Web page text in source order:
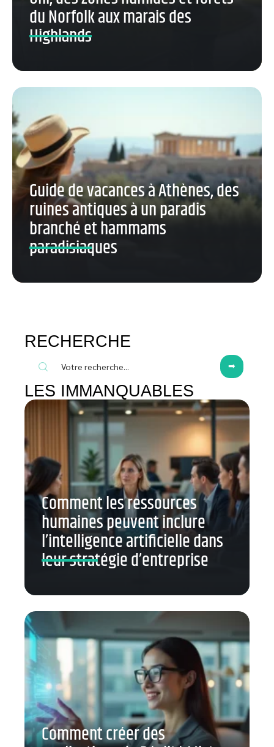
du Norfolk aux marais des
Highlands
Guide de vacances à Athènes, des
ruines antiques à un paradis
branché et hammams
paradisiaques
RECHERCHE
LES IMMANQUABLES
Comment les ressources
humaines peuvent inclure
l’intelligence artificielle dans
leur stratégie d’entreprise
Comment créer des